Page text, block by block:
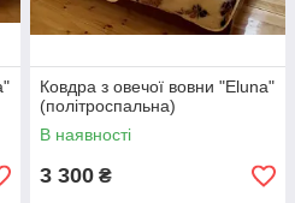
Ковдра з овечої вовни "Eluna"
(політроспальна)
В наявності
3 300 ₴